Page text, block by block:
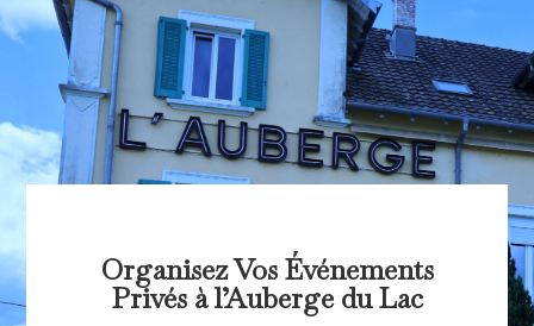
Organisez Vos Événements
Privés à l’Auberge du Lac